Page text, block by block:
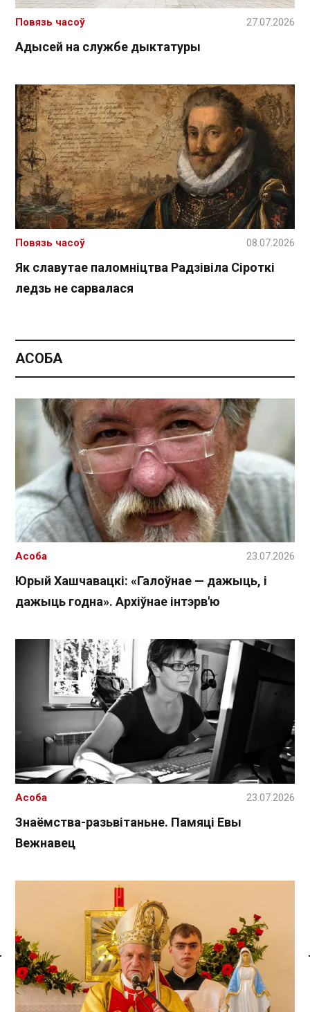
Спасылка без VPN
Адысей на службе дыктатуры
Повязь часоў 27.07.2026
Як славутае паломніцтва Радзівіла Сіроткі
ледзь не сарвалася
Повязь часоў 08.07.2026
АСОБА
Юрый Хашчавацкі: «Галоўнае — дажыць, і
дажыць годна». Архіўнае інтэрв'ю
Асоба 23.07.2026
Знаёмства-разьвітаньне. Памяці Евы
Вежнавец
Асоба 23.07.2026